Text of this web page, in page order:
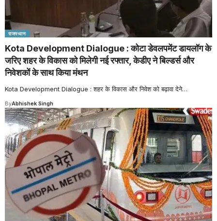
राजस्थान
Kota Development Dialogue : कोटा डेवलपमेंट डायलॉग के
जरिए शहर के विकास को मिलेगी नई रफ्तार, केडीए ने बिल्डर्स और
निवेशकों के साथ किया मंथन
Kota Development Dialogue : शहर के विकास और निवेश को बढ़ावा देने…
ByAbhishek Singh